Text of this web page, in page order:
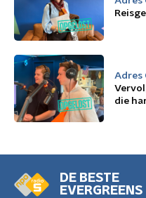
Adres
die
DE BESTE
EVERGREENS